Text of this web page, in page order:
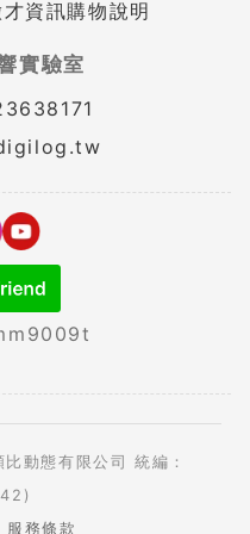
才資訊購物說明
實驗室
態有限公司 統編：
服務條款